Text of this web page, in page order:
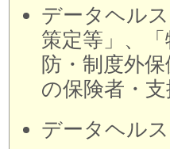
データヘル
策定等」、
防・制度外
の保険者・
データヘル